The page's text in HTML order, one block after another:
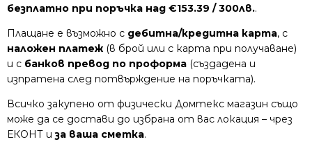
безплатно при поръчка над €153.39 / 300лв..
Плащане е възможно с дебитна/кредитна карта, с
наложен платеж (в брой или с карта при получаване)
и с банков превод по проформа (създадена и
изпратена след потвърждение на поръчката).
Всичко закупено от физически Домтекс магазин също
може да се достави до избрана от вас локация – чрез
ЕКОНТ иза ваша сметка.